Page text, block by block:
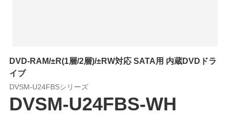
DVD-RAM/±R(1層/2層)/±RW対応 SATA用 内蔵DVDドラ
イブ
DVSM-U24FBSシリーズ
DVSM-U24FBS-WH